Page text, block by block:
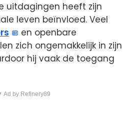
uitdagingen heeft zijn
leven beïnvloed. Veel
en openbare
zich ongemakkelijk in zijn
hij vaak de toegang
Ad by Refinery89